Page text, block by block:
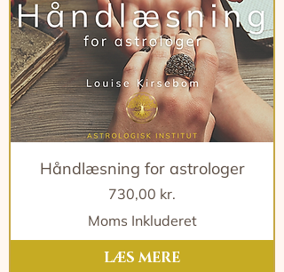
Håndlæsning for astrologer
Pris
730,00 kr.
Moms Inkluderet
LÆS MERE